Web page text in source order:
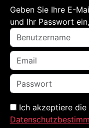
Geben Sie Ihre E-
und Ihr Passwort
Ich akzeptiere die